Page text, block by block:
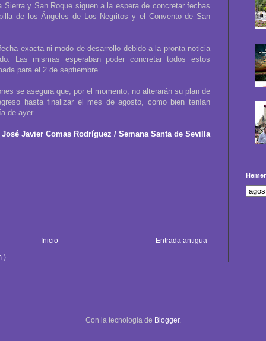
Sierra y San Roque siguen a la espera de concretar fechas
de los Ángeles de Los Negritos y el Convento de San
exacta ni modo de desarrollo debido a la pronta noticia
Las mismas esperaban poder concretar todos estos
para el 2 de septiembre.
se asegura que, por el momento, no alterarán su plan de
hasta finalizar el mes de agosto, como bien tenían
de ayer.
José Javier Comas Rodríguez / Semana Santa de Sevilla
Entrada antigua
Inicio
)
Con la tecnología de Blogger.